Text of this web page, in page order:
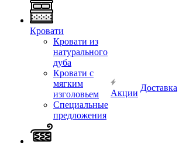
Кровати
Кровати из
натурального
дуба
Кровати с
мягким
изголовьем
Специальные
предложения
Акции
Доставка